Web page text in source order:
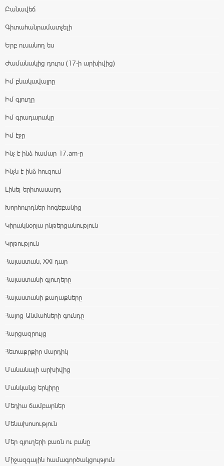
Բանավեճ
Գիտահանրամատչելի
Երբ ուսանող ես
Ժամանակից դուրս (17-ի արխիվից)
Իմ բնակավայրը
Իմ գյուղը
Իմ գրադարակը
Իմ էջը
Ինչ է ինձ համար 17.am-ը
Ինչն է ինձ հուզում
Լինել երիտասարդ
Խորհուրդներ հոգեբանից
Կիրակնօրյա ընթերցանություն
Կրթություն
Հայաստան, XXI դար
Հայաստանի գյուղերը
Հայաստանի քաղաքները
Հայոց Անմահների գունդը
Հարցազրույց
Հետաքրքիր մարդիկ
Մանանայի արխիվից
Մանկանց երկիրը
Մեդիա ճամբարներ
Մենախոսություն
Մեր գյուղերի բառն ու բանը
Միջազգային համագործակցություն